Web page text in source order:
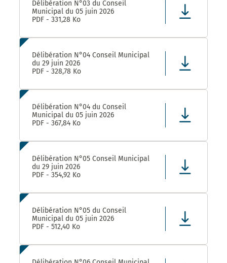
Délibération N°03 du Conseil
Municipal du 05 juin 2026
PDF - 331,28 Ko
Délibération N°04 Conseil Municipal
du 29 juin 2026
PDF - 328,78 Ko
Délibération N°04 du Conseil
Municipal du 05 juin 2026
PDF - 367,84 Ko
Délibération N°05 Conseil Municipal
du 29 juin 2026
PDF - 354,92 Ko
Délibération N°05 du Conseil
Municipal du 05 juin 2026
PDF - 512,40 Ko